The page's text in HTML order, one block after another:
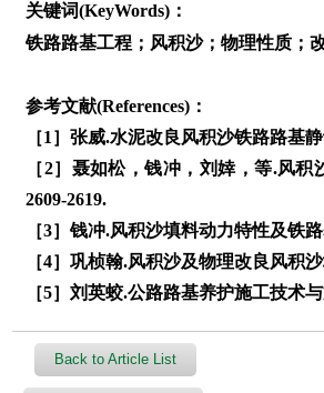
关键词(KeyWords)：
铁路路基工程；风积沙；物理性质；
参考文献(References)：
［1］张威.水泥改良风积沙铁路路基
［2］聂如松，钱冲，刘婞，等.风
2609-2619.
［3］钱冲.风积沙填料动力特性及铁
［4］巩桢翰.风积沙及物理改良风积
［5］刘英蛟.公路路基养护施工技术
Back to Article List